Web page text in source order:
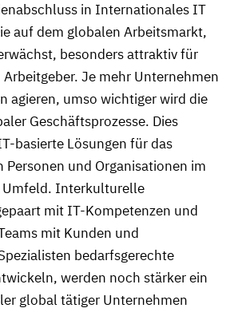
in Internationales IT
auf dem globalen Arbeitsmarkt,
besonders attraktiv für
Je mehr Unternehmen
agieren, umso wichtiger wird die
Geschäftsprozesse. Dies
basierte Lösungen für das
Personen und Organisationen im
Interkulturelle
mit IT-Kompetenzen und
mit Kunden und
bedarfsgerechte
werden noch stärker ein
global tätiger Unternehmen